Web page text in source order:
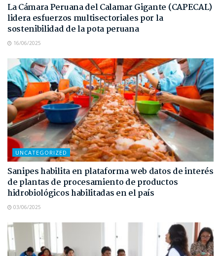
La Cámara Peruana del Calamar Gigante (CAPECAL)
lidera esfuerzos multisectoriales por la
sostenibilidad de la pota peruana
16/06/2025
UNCATEGORIZED
Sanipes habilita en plataforma web datos de interés
de plantas de procesamiento de productos
hidrobiológicos habilitadas en el país
03/06/2025